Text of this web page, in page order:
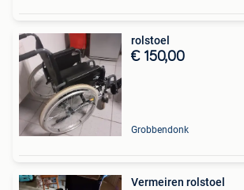
rolstoel
€ 150,00
Grobbendonk
Vermeiren rolstoel